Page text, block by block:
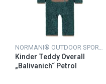
NORMANI® OUTDOOR SPORTS
Kinder Teddy Overall
„Balivanich“ Petrol